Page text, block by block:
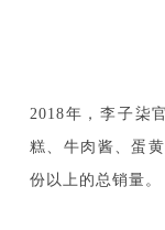
2018年，李子柒
糕、牛肉酱、蛋
份以上的总销量。